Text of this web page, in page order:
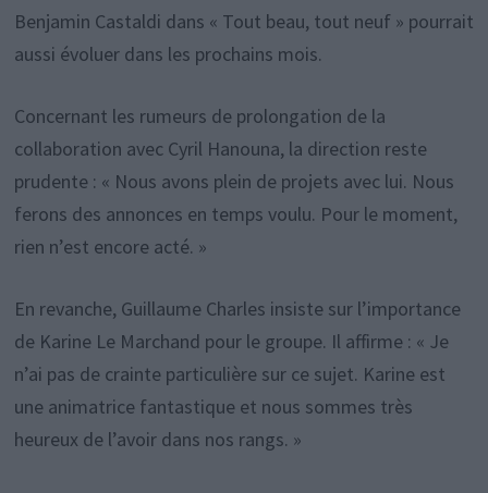
Benjamin Castaldi dans « Tout beau, tout neuf » pourrait
aussi évoluer dans les prochains mois.
Concernant les rumeurs de prolongation de la
collaboration avec Cyril Hanouna, la direction reste
prudente : « Nous avons plein de projets avec lui. Nous
ferons des annonces en temps voulu. Pour le moment,
rien n’est encore acté. »
En revanche, Guillaume Charles insiste sur l’importance
de Karine Le Marchand pour le groupe. Il affirme : « Je
n’ai pas de crainte particulière sur ce sujet. Karine est
une animatrice fantastique et nous sommes très
heureux de l’avoir dans nos rangs. »